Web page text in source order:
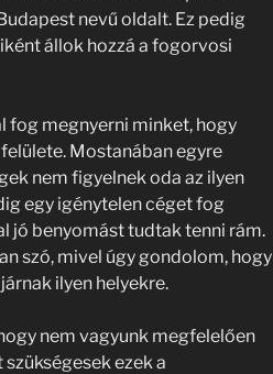
nevű oldalt. Ez pedig
állok hozzá a fogorvosi
fog megnyerni minket, hogy
Mostanában egyre
nem figyelnek oda az ilyen
egy igénytelen céget fog
jó benyomást tudtak tenni rám.
szó, mivel úgy gondolom, hogy
ilyen helyekre.
nem vagyunk megfelelően
ezek a